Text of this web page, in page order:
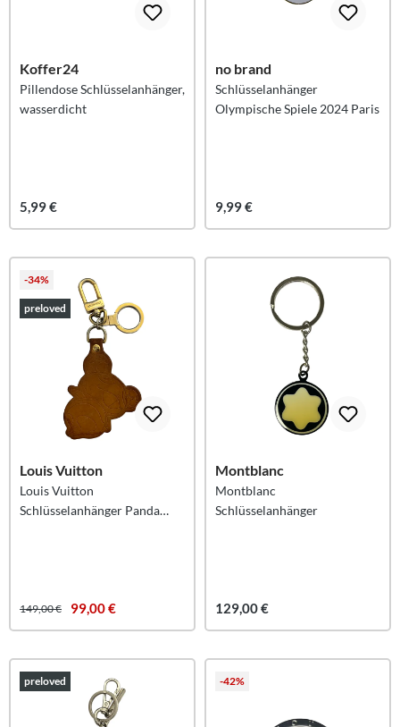
Koffer24
Pillendose Schlüsselanhänger,
wasserdicht
5,99 €
no brand
Schlüsselanhänger
Olympische Spiele 2024 Paris
9,99 €
-34%
preloved
Louis Vuitton
Louis Vuitton
Schlüsselanhänger Panda
149,00 € 99,00 €
Montblanc
Montblanc
Schlüsselanhänger
129,00 €
preloved -42%